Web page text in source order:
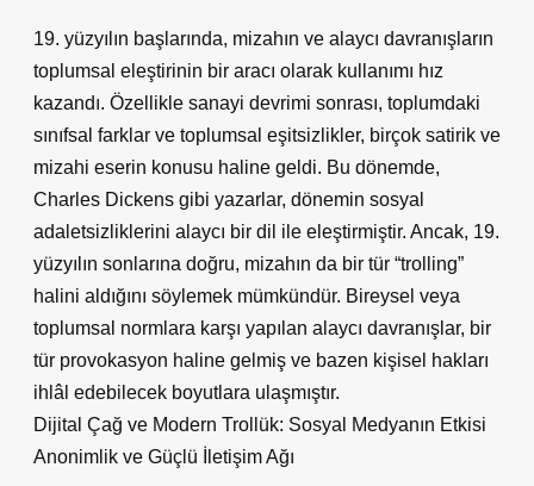
19. yüzyılın başlarında, mizahın ve alaycı davranışların
toplumsal eleştirinin bir aracı olarak kullanımı hız
kazandı. Özellikle sanayi devrimi sonrası, toplumdaki
sınıfsal farklar ve toplumsal eşitsizlikler, birçok satirik ve
mizahi eserin konusu haline geldi. Bu dönemde,
Charles Dickens gibi yazarlar, dönemin sosyal
adaletsizliklerini alaycı bir dil ile eleştirmiştir. Ancak, 19.
yüzyılın sonlarına doğru, mizahın da bir tür “trolling”
halini aldığını söylemek mümkündür. Bireysel veya
toplumsal normlara karşı yapılan alaycı davranışlar, bir
tür provokasyon haline gelmiş ve bazen kişisel hakları
ihlâl edebilecek boyutlara ulaşmıştır.
Dijital Çağ ve Modern Trollük: Sosyal Medyanın Etkisi
Anonimlik ve Güçlü İletişim Ağı